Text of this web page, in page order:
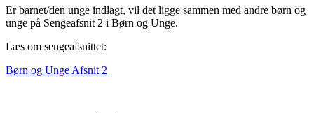
Er barnet/den unge indlagt, vil det ligge sammen med andre børn og
unge på Sengeafsnit 2 i Børn og Unge.
Læs om sengeafsnittet:
Børn og Unge Afsnit 2